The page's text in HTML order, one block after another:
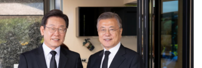
韓国政府「2035年までに18.4GW規模のAIデータセンター整
JPモルガン「韓国レバレッジETFの清算はほぼ終わった」
韓国『国民年金公団』株価暴落で200兆蒸発。
韓国政府「ニセＫ-ブランドを通報しようキャンペーン」⇒